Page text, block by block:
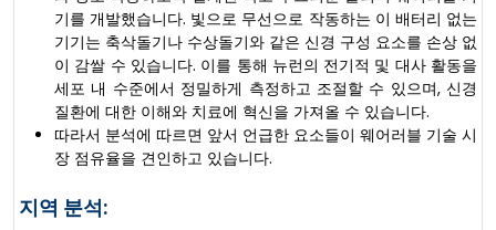
기를 개발했습니다. 빛으로 무선으로 작동하는 이 배터리 없는
기기는 축삭돌기나 수상돌기와 같은 신경 구성 요소를 손상 없
이 감쌀 수 있습니다. 이를 통해 뉴런의 전기적 및 대사 활동을
세포 내 수준에서 정밀하게 측정하고 조절할 수 있으며, 신경
질환에 대한 이해와 치료에 혁신을 가져올 수 있습니다.
따라서 분석에 따르면 앞서 언급한 요소들이 웨어러블 기술 시
장 점유율을 견인하고 있습니다.
지역 분석: